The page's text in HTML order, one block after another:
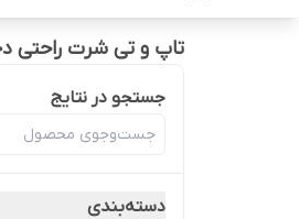
تاپ و تی شرت راحتی
جستجو در نتایج
دسته‌بندی